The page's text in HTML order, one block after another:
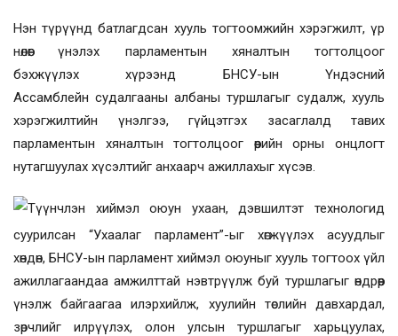
Нэн түрүүнд батлагдсан хууль тогтоомжийн хэрэгжилт, үр
нөлөөг үнэлэх парламентын хяналтын тогтолцоог
бэхжүүлэххүрээнд БНСУ-ын Үндэсний
Ассамблейн судалгааны албаны туршлагыг судалж, хууль
хэрэгжилтийн үнэлгээ, гүйцэтгэх засаглалд тавих
парламентын хяналтын тогтолцоог өөрийн орны онцлогт
нутагшуулах хүсэлтийг анхаарч ажиллахыг хүсэв.
Түүнчлэн хиймэл оюун ухаан, дэвшилтэт технологид
суурилсан “Ухаалаг парламент”-ыг хөгжүүлэх асуудлыг
хөндөн,БНСУ-ын парламент хиймэл оюуныг хууль тогтоох үйл
ажиллагаандаа амжилттай нэвтрүүлж буй туршлагыг өндрөөр
үнэлж байгаагаа илэрхийлж, хуулийн төслийн давхардал,
зөрчлийг илрүүлэх, олон улсын туршлагыг харьцуулах,